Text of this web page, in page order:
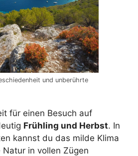
und unberührte
für einen Besuch auf
Frühling und Herbst. In
kannst du das milde Klima
in vollen Zügen